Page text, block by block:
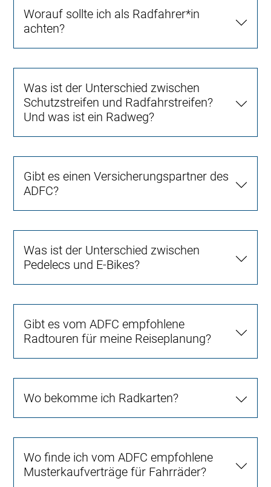
Worauf sollte ich als Radfahrer*in
achten?
Was ist der Unterschied zwischen
Schutzstreifen und Radfahrstreifen?
Und was ist ein Radweg?
Gibt es einen Versicherungspartner des
ADFC?
Was ist der Unterschied zwischen
Pedelecs und E-Bikes?
Gibt es vom ADFC empfohlene
Radtouren für meine Reiseplanung?
Wo bekomme ich Radkarten?
Wo finde ich vom ADFC empfohlene
Musterkaufverträge für Fahrräder?